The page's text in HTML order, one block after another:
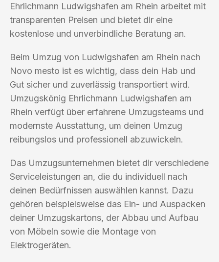
Ehrlichmann Ludwigshafen am Rhein arbeitet mit
transparenten Preisen und bietet dir eine
kostenlose und unverbindliche Beratung an.
Beim Umzug von Ludwigshafen am Rhein nach
Novo mesto ist es wichtig, dass dein Hab und
Gut sicher und zuverlässig transportiert wird.
Umzugskönig Ehrlichmann Ludwigshafen am
Rhein verfügt über erfahrene Umzugsteams und
modernste Ausstattung, um deinen Umzug
reibungslos und professionell abzuwickeln.
Das Umzugsunternehmen bietet dir verschiedene
Serviceleistungen an, die du individuell nach
deinen Bedürfnissen auswählen kannst. Dazu
gehören beispielsweise das Ein- und Auspacken
deiner Umzugskartons, der Abbau und Aufbau
von Möbeln sowie die Montage von
Elektrogeräten.